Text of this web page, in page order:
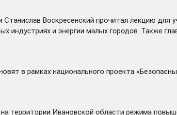
Станислав Воскресенский прочитал лекцию для
индустриях и энергии малых городов. Также
в рамках национального проекта
территории Ивановской области режима